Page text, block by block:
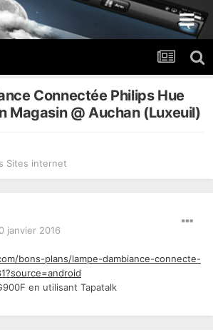
Connectée Philips Hue
Magasin @ Auchan (Luxeuil)
Sites internet
janvier 2016
bons-plans/lampe-dambiance-connecte-
en utilisant Tapatalk